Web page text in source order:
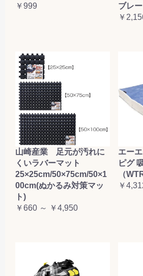
￥999
ブレ
￥
山崎産業 足元が汚れに
くいラバーマット
25×25cm/50×75cm/50×1
00cm(ぬかるみ対策マッ
ト)
￥660 ～ ￥4,950
エー
ピグ
（
￥